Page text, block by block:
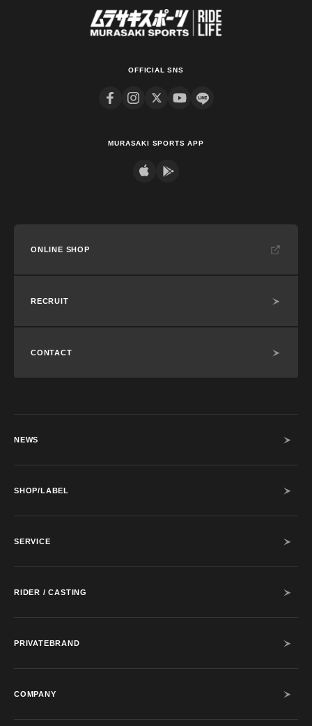
OFFICIAL SNS
MURASAKI SPORTS APP
ONLINE SHOP
RECRUIT
CONTACT
NEWS
SHOP/LABEL
SERVICE
RIDER / CASTING
PRIVATEBRAND
COMPANY